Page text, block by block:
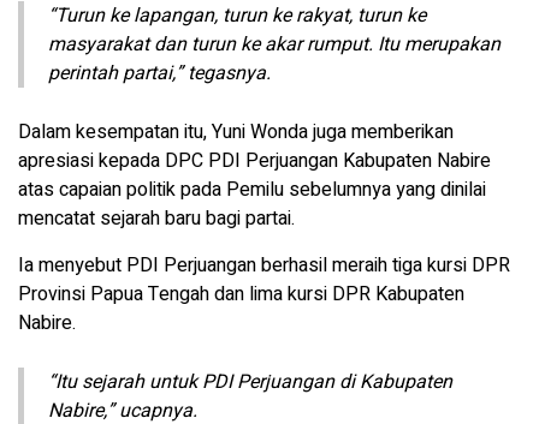
“Turun ke lapangan, turun ke rakyat, turun ke
masyarakat dan turun ke akar rumput. Itu merupakan
perintah partai,” tegasnya.
Dalam kesempatan itu, Yuni Wonda juga memberikan
apresiasi kepada DPC PDI Perjuangan Kabupaten Nabire
atas capaian politik pada Pemilu sebelumnya yang dinilai
mencatat sejarah baru bagi partai.
Ia menyebut PDI Perjuangan berhasil meraih tiga kursi DPR
Provinsi Papua Tengah dan lima kursi DPR Kabupaten
Nabire.
“Itu sejarah untuk PDI Perjuangan di Kabupaten
Nabire,” ucapnya.